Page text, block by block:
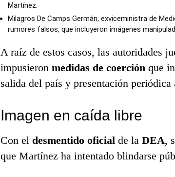
Martínez.
Milagros De Camps Germán, exviceministra de
rumores falsos, que incluyeron imágenes
A raíz de estos casos, las autoridades
impusieron medidas de coerciónque
salida del país y presentación periódica
Imagen en caída libre
Con el desmentido oficial de la DEA,
que Martínez ha intentado blindarse